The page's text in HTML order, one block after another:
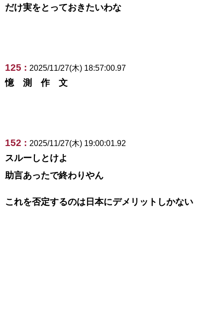
だけ実をとっておきたいわな
125 : 2025/11/27(木) 18:57:00.97
憶 測 作 文
152 : 2025/11/27(木) 19:00:01.92
スルーしとけよ
助言あったで終わりやん
これを否定するのは日本にデメリットしかない